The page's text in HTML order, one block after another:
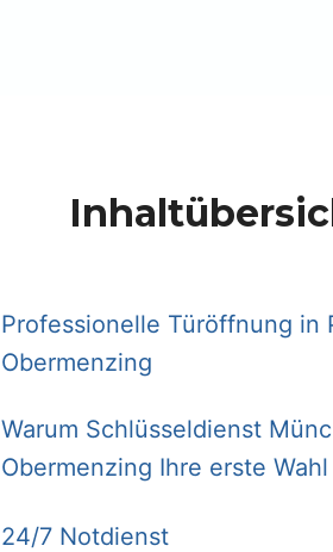
Professionelle Türöffnung in
Obermenzing
Warum Schlüsseldienst
Obermenzing Ihre erste
24/7 Notdienst